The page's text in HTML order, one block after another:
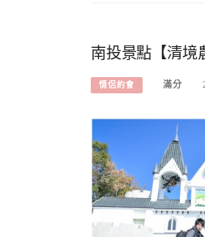
南投景點【清境
情侶約會 滿分